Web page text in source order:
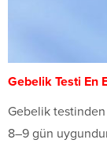
Gebelik Testi En
Gebelik
8–9 gün